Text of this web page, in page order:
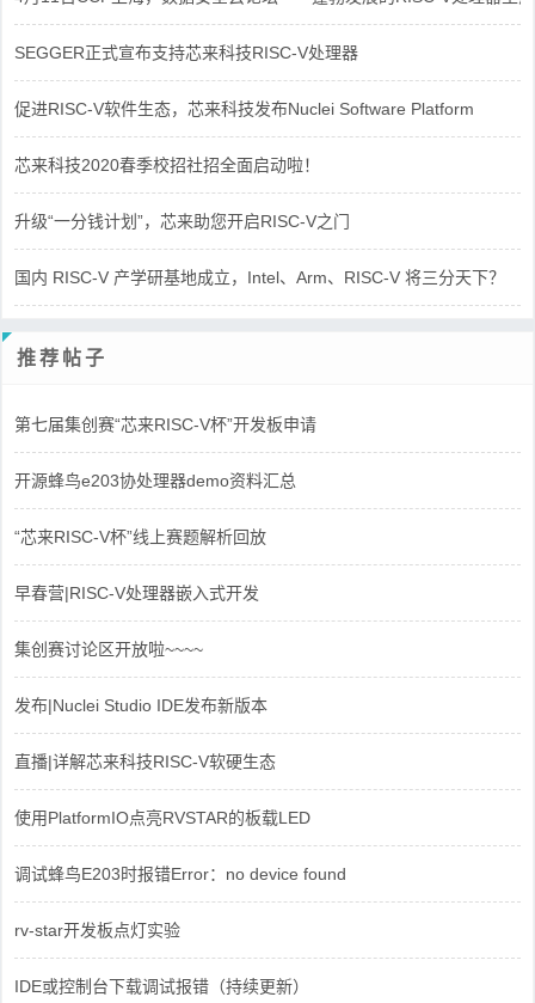
SEGGER正式宣布支持芯来科技RISC-V处理器
促进RISC-V软件生态，芯来科技发布Nuclei Software Platform
芯来科技2020春季校招社招全面启动啦！
升级“一分钱计划”，芯来助您开启RISC-V之门
国内 RISC-V 产学研基地成立，Intel、Arm、RISC-V 将三分天下？
推荐帖子
第七届集创赛“芯来RISC-V杯”开发板申请
开源蜂鸟e203协处理器demo资料汇总
“芯来RISC-V杯”线上赛题解析回放
早春营|RISC-V处理器嵌入式开发
集创赛讨论区开放啦~~~~
发布|Nuclei Studio IDE发布新版本
直播|详解芯来科技RISC-V软硬生态
使用PlatformIO点亮RVSTAR的板载LED
调试蜂鸟E203时报错Error：no device found
rv-star开发板点灯实验
IDE或控制台下载调试报错（持续更新）